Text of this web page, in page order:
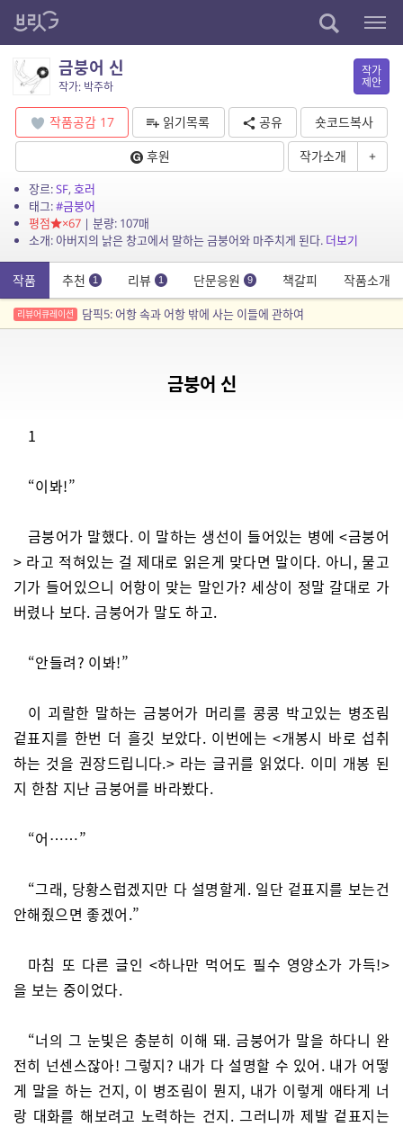
금붕어 신
작가: 박주하
작가
제안
작품공감 17 읽기목록 공유
숏코드복사
후원
작가소개 +
장르:SF,호러
태그:#금붕어
평점
×67| 분량: 107매
소개: 아버지의 낡은 창고에서 말하는 금붕어와 마주치게 된다. 더보기
작품 추천 1 리뷰 1 단문응원 9 책갈피 작품소개
리뷰어큐레이션 담픽5: 어항 속과 어항 밖에 사는 이들에 관하여
금붕어 신
1
“이봐!”
금붕어가 말했다. 이 말하는 생선이 들어있는 병에 <금붕어
> 라고 적혀있는 걸 제대로 읽은게 맞다면 말이다. 아니, 물고
기가 들어있으니 어항이 맞는 말인가? 세상이 정말 갈대로 가
버렸나 보다. 금붕어가 말도 하고.
“안들려? 이봐!”
이 괴랄한 말하는 금붕어가 머리를 콩콩 박고있는 병조림
겉표지를 한번 더 흘깃 보았다. 이번에는 <개봉시 바로 섭취
하는 것을 권장드립니다.> 라는 글귀를 읽었다. 이미 개봉 된
지 한참 지난 금붕어를 바라봤다.
“어……”
“그래, 당황스럽겠지만 다 설명할게. 일단 겉표지를 보는건
안해줬으면 좋겠어.”
마침 또 다른 글인 <하나만 먹어도 필수 영양소가 가득!>
을 보는 중이었다.
“너의 그 눈빛은 충분히 이해 돼. 금붕어가 말을 하다니 완
전히 넌센스잖아! 그렇지? 내가 다 설명할 수 있어. 내가 어떻
게 말을 하는 건지, 이 병조림이 뭔지, 내가 이렇게 애타게 너
랑 대화를 해보려고 노력하는 건지. 그러니까 제발 겉표지는